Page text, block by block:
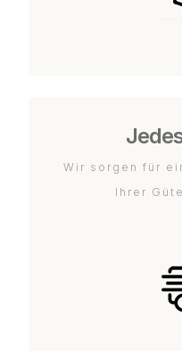
Wir sorgen für
Ihrer